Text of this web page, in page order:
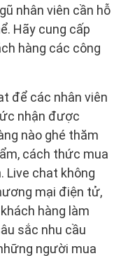
nhân viên cần hỗ
Hãy cung cấp
hàng các công
để các nhân viên
nhận được
nào ghé thăm
cách thức mua
Live chat không
mại điện tử,
hàng làm
sắc nhu cầu
người mua